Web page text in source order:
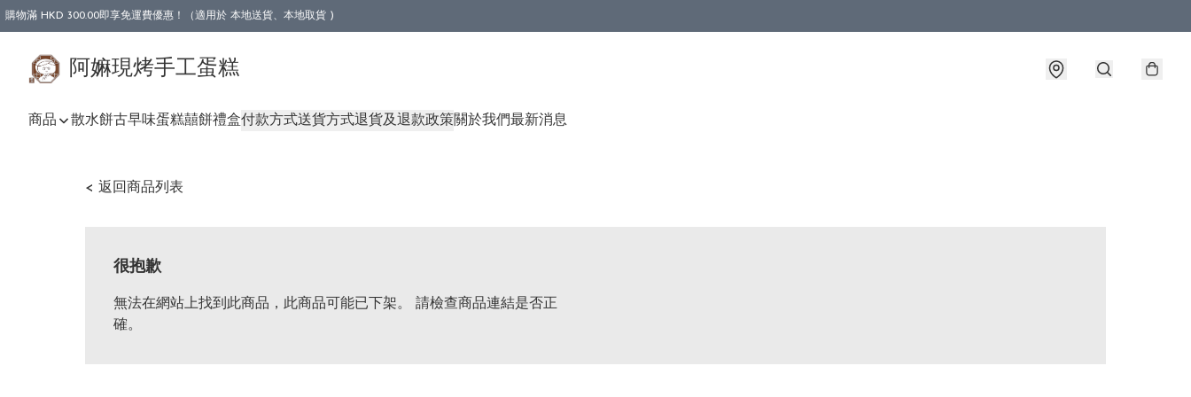
購物滿 HKD 300.00即享免運費優惠！（適用於 本地送貨、本地取貨 )
阿嫲現烤手工蛋糕
商品 散水餅古早味蛋糕囍餅禮盒付款方式送貨方式退貨及退款政策關於我們最新消息
< 返回商品列表
很抱歉
無法在網站上找到此商品，此商品可能已下架。 請檢查商品連結是否正
確。